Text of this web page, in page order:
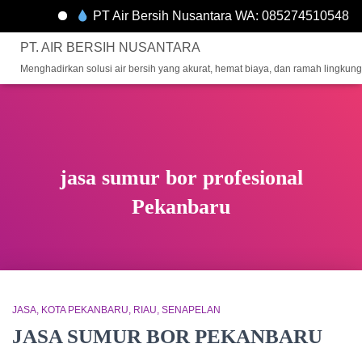
PT Air Bersih Nusantara WA: 085274510548
PT. AIR BERSIH NUSANTARA
Menghadirkan solusi air bersih yang akurat, hemat biaya, dan ramah
jasa sumur bor profesional
Pekanbaru
JASA KOTA PEKANBARU RIAU SENAPELAN
JASA SUMUR BOR PEKANBARU